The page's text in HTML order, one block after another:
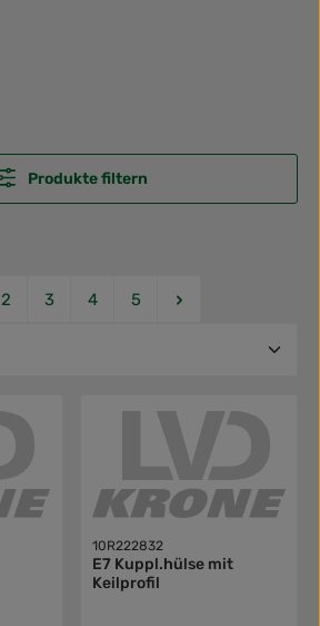
Produkte filtern
Seite
2 Seite
3 Seite
4 Seite
5
10R222832
E7 Kuppl.hülse mit
Keilprofil